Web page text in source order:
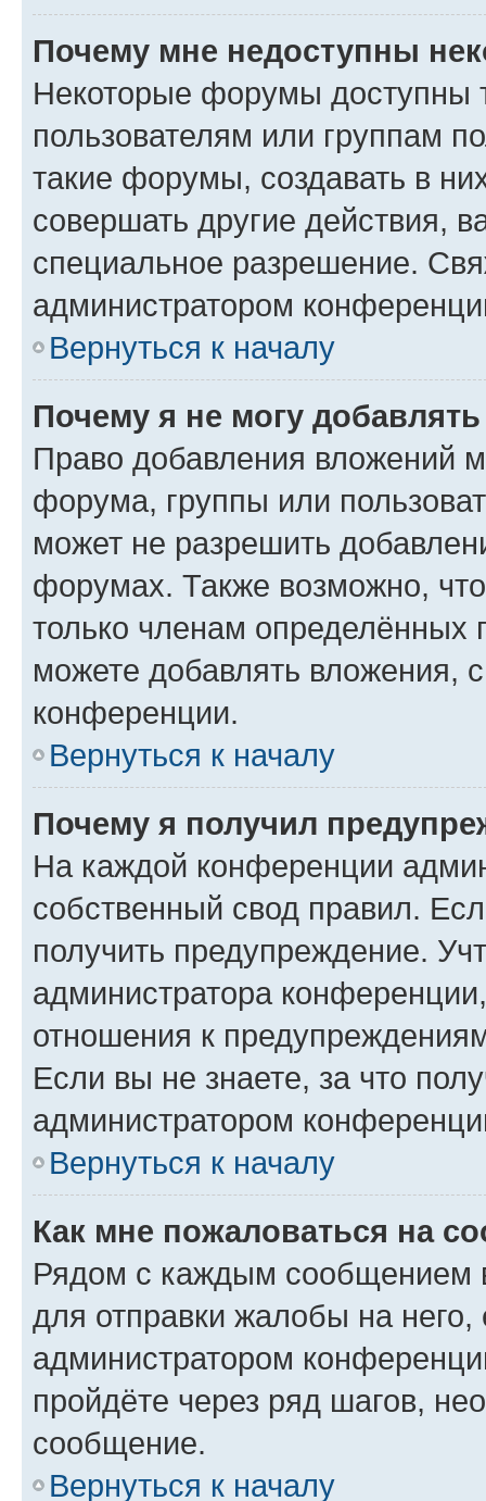
Почему мне недоступны
Некоторые форумы доступны
пользователям или группам
такие форумы, создавать в
совершать другие действия,
специальное разрешение.
администратором
Вернуться к началу
Почему я не могу
Право добавления вложений
форума, группы или
может не разрешить
форумах. Также возможно,
только членам определённых
можете добавлять вложения,
конференции.
Вернуться к началу
Почему я получил
На каждой конференции
собственный свод правил.
получить предупреждение.
администратора
отношения к
Если вы не знаете, за что
администратором
Вернуться к началу
Как мне пожаловаться на
Рядом с каждым сообщением
для отправки жалобы на
администратором
пройдёте через ряд шагов,
сообщение.
Вернуться к началу